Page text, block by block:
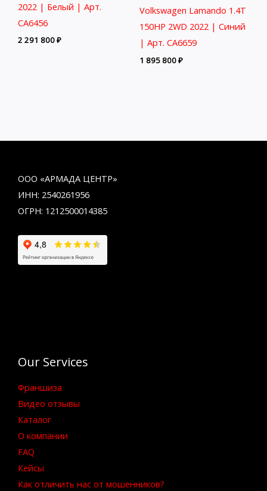
2022 | Белый | Арт.
CA6456
2 291 800₽
Volkswagen Lamando 1.4T
150HP 2WD 2022 | Синий
| Арт. CA6659
1 895 800₽
ООО «АРМАДА ЦЕНТР»
ИНН: 2540261956
ОГРН: 1212500014385
Our Services
Франшиза
Видео отзывы
Каталог
О компании
FAQ
Кейсы
Как отличить нас от мошенников?